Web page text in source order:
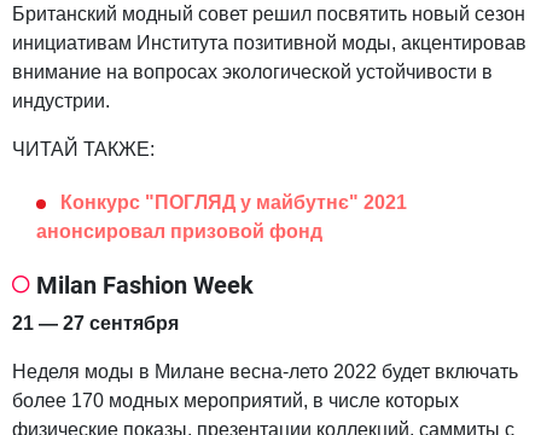
Британский модный совет решил посвятить новый сезон
инициативам Института позитивной моды, акцентировав
внимание на вопросах экологической устойчивости в
индустрии.
ЧИТАЙ ТАКЖЕ:
Конкурс "ПОГЛЯД у майбутнє" 2021
анонсировал призовой фонд
Milan Fashion Week
21 — 27 сентября
Неделя моды в Милане весна-лето 2022 будет включать
более 170 модных мероприятий, в числе которых
физические показы, презентации коллекций, саммиты с